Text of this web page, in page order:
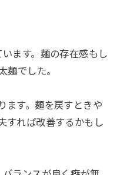
ます。麺の存在感もし
麺でした。
ます。麺を戻すときや
すれば改善するかもし